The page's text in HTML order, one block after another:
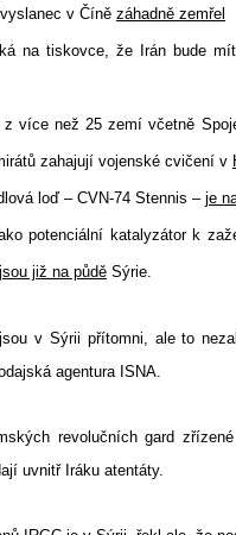
v Číně záhadně zemřel
na tiskovce, že Irán bude
z více než 25 zemí včetně
zahajují vojenské cvičení v
loď – CVN-74 Stennis –je
potenciální katalyzátor k
již na půděSýrie.
v Sýrii přítomni, ale to
agentura ISNA.
revolučních gard
uvnitř Iráku atentáty.